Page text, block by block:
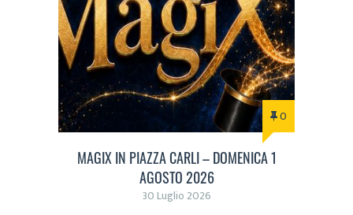
0
MAGIX IN PIAZZA CARLI – DOMENICA 1
AGOSTO 2026
30 Luglio 2026